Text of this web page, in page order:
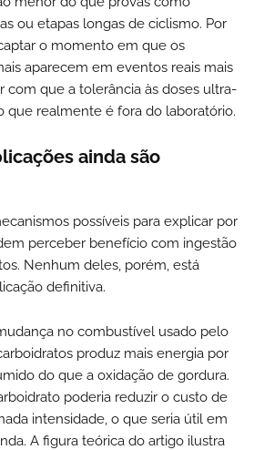
ou etapas longas de ciclismo. Por
o momento em que os
aparecem em eventos reais mais
com que a tolerância às doses ultra-
que realmente é fora do laboratório.
ainda são
possíveis para explicar por
perceber benefício com ingestão
Nenhum deles, porém, está
definitiva.
no combustível usado pelo
produz mais energia por
do que a oxidação de gordura.
poderia reduzir o custo de
intensidade, o que seria útil em
A figura teórica do artigo ilustra